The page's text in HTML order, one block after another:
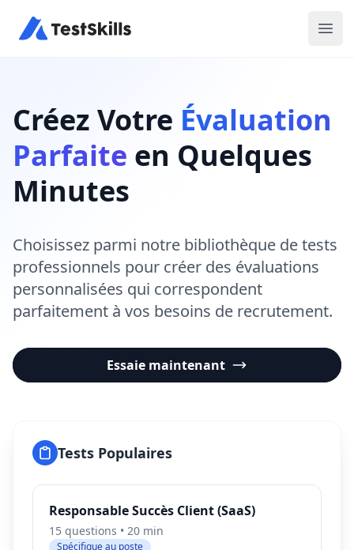
Créez Votre Évaluation
Parfaite en Quelques
Minutes
Choisissez parmi notre bibliothèque de tests
professionnels pour créer des évaluations
personnalisées qui correspondent
parfaitement à vos besoins de recrutement.
Essaie maintenant
Tests Populaires
Responsable Succès Client (SaaS)
15 questions • 20 min
Spécifique au poste